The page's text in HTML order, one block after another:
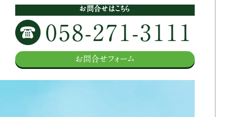
お問合せはこちら
058-271-3111
お問合せフォーム